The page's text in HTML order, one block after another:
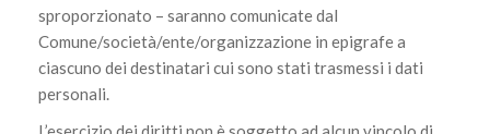
sproporzionato – saranno comunicate dal
Comune/società/ente/organizzazione in epigrafe a
ciascuno dei destinatari cui sono stati trasmessi i dati
personali.